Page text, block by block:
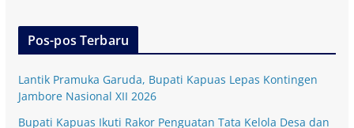
Pos-pos Terbaru
Lantik Pramuka Garuda, Bupati Kapuas Lepas Kontingen
Jambore Nasional XII 2026
Bupati Kapuas Ikuti Rakor Penguatan Tata Kelola Desa dan